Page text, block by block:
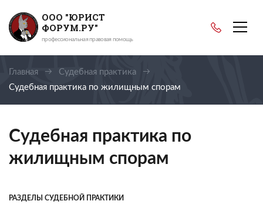
ООО "ЮРИСТ
ФОРУМ.РУ"
профессиональная правовая помощь
Главная
Судебная практика
Судебная практика по жилищным спорам
Судебная практика по
жилищным спорам
РАЗДЕЛЫ СУДЕБНОЙ ПРАКТИКИ